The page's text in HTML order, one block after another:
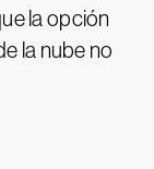
la opción
la nube no